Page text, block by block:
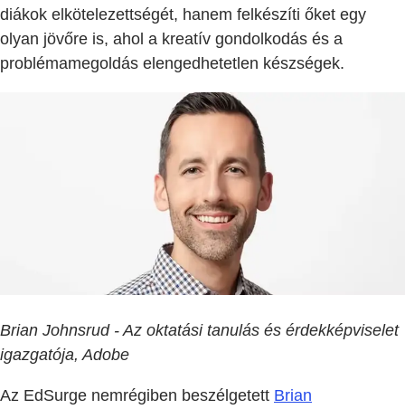
diákok elkötelezettségét, hanem felkészíti őket egy
olyan jövőre is, ahol a kreatív gondolkodás és a
problémamegoldás elengedhetetlen készségek.
Brian Johnsrud - Az oktatási tanulás és érdekképviselet
igazgatója, Adobe
Az EdSurge nemrégiben beszélgetett Brian